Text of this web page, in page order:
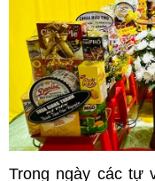
Trong ngày các tự